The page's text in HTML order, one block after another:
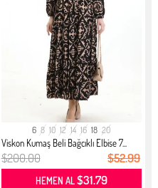
6 8 10 12 14 16 18 20
Viskon Kumaş Beli Bağcıklı Elbise 7...
$200.00 $52.99
HEMEN AL$31.79